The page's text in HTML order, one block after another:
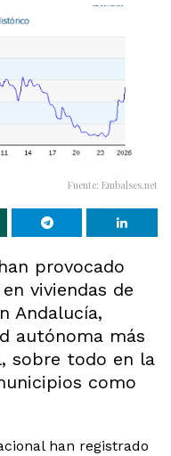
Fuente: Embalses.net
han provocado
viviendas de
Andalucía,
autónoma más
sobre todo en la
como
han registrado